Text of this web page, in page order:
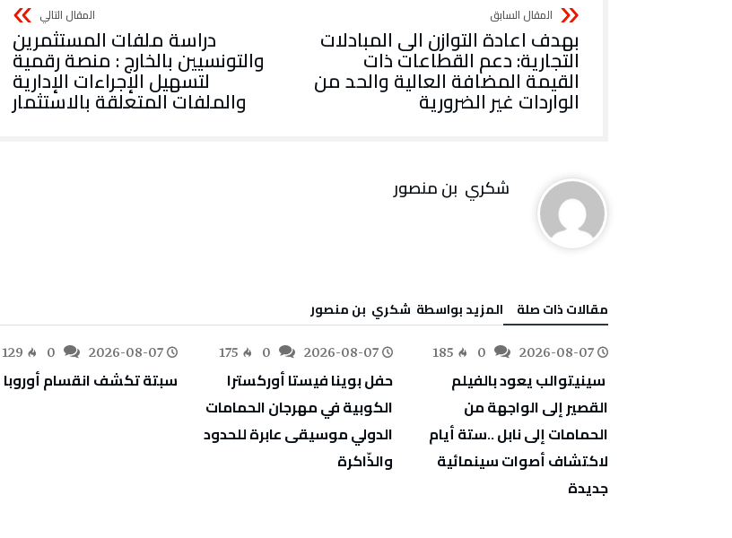
بهدف اعادة التوازن الى المبادلات
التجارية: دعم القطاعات ذات
القيمة المضافة العالية والحد من
الواردات غير الضرورية
دراسة ملفات المستثمرين
والتونسيين بالخارج : منصة رقمية
لتسهيل الإجراءات الإدارية
والملفات المتعلقة بالاستثمار
‬شكري ‭ ‬بن‭ ‬منصور
‫مقالات ذات صلة‬ ‫‫المزيد بواسطة‬ ‬ ‬شكري ‭ ‬بن‭ ‬منصور
2026-08-07
185
‬جديدة
2026-08-07
175
‬والذّاكرة
2026-08-07
129
سبتة‭ ‬تكشف‭ ‬انقسام‭ ‬أوروبا